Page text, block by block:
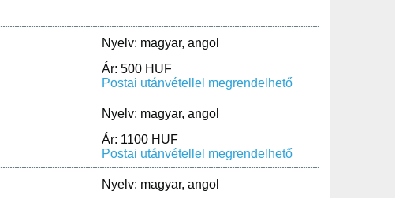
Nyelv: magyar, angol
Ár: 500 HUF
Postai utánvétellel megrendelhető
Nyelv: magyar, angol
Ár: 1100 HUF
Postai utánvétellel megrendelhető
Nyelv: magyar, angol